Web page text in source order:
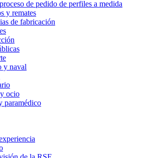
de pedido de perfiles a medida
y remates
de fabricación
y naval
ocio
paramédico